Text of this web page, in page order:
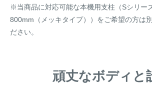
※当商品に対応可能な本機用支柱（Sシリー
800mm（メッキタイプ））をご希望の方は
ださい。
頑丈なボディと